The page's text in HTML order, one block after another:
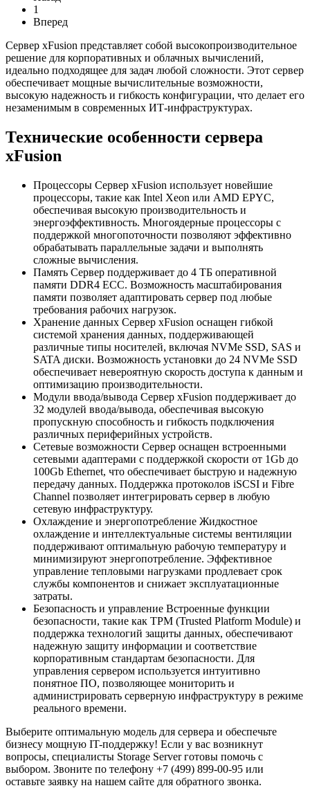
1
Вперед
Сервер xFusion представляет собой высокопроизводительное
решение для корпоративных и облачных вычислений,
идеально подходящее для задач любой сложности. Этот сервер
обеспечивает мощные вычислительные возможности,
высокую надежность и гибкость конфигурации, что делает его
незаменимым в современных ИТ-инфраструктурах.
Технические особенности сервера
xFusion
Процессоры Сервер xFusion использует новейшие
процессоры, такие как Intel Xeon или AMD EPYC,
обеспечивая высокую производительность и
энергоэффективность. Многоядерные процессоры с
поддержкой многопоточности позволяют эффективно
обрабатывать параллельные задачи и выполнять
сложные вычисления.
Память Сервер поддерживает до 4 ТБ оперативной
памяти DDR4 ECC. Возможность масштабирования
памяти позволяет адаптировать сервер под любые
требования рабочих нагрузок.
Хранение данных Сервер xFusion оснащен гибкой
системой хранения данных, поддерживающей
различные типы носителей, включая NVMe SSD, SAS и
SATA диски. Возможность установки до 24 NVMe SSD
обеспечивает невероятную скорость доступа к данным и
оптимизацию производительности.
Модули ввода/вывода Сервер xFusion поддерживает до
32 модулей ввода/вывода, обеспечивая высокую
пропускную способность и гибкость подключения
различных периферийных устройств.
Сетевые возможности Сервер оснащен встроенными
сетевыми адаптерами с поддержкой скорости от 1Gb до
100Gb Ethernet, что обеспечивает быструю и надежную
передачу данных. Поддержка протоколов iSCSI и Fibre
Channel позволяет интегрировать сервер в любую
сетевую инфраструктуру.
Охлаждение и энергопотребление Жидкостное
охлаждение и интеллектуальные системы вентиляции
поддерживают оптимальную рабочую температуру и
минимизируют энергопотребление. Эффективное
управление тепловыми нагрузками продлевает срок
службы компонентов и снижает эксплуатационные
затраты.
Безопасность и управление Встроенные функции
безопасности, такие как TPM (Trusted Platform Module) и
поддержка технологий защиты данных, обеспечивают
надежную защиту информации и соответствие
корпоративным стандартам безопасности. Для
управления сервером используется интуитивно
понятное ПО, позволяющее мониторить и
администрировать серверную инфраструктуру в режиме
реального времени.
Выберите оптимальную модель для сервера и обеспечьте
бизнесу мощную IT-поддержку! Если у вас возникнут
вопросы, специалисты Storage Server готовы помочь с
выбором. Звоните по телефону +7 (499) 899-00-95 или
оставьте заявку на нашем сайте для обратного звонка.